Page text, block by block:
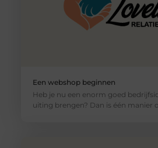
Een webshop beginnen
Heb je nu een enorm goed
uiting brengen? Dan is één manier